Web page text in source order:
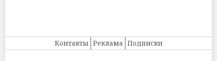
Контакты Реклама Подписки